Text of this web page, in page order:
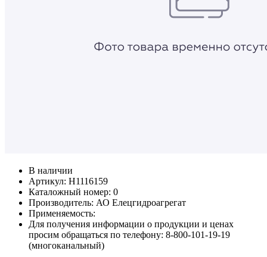
В наличии
Артикул: Н1116159
Каталожный номер: 0
Производитель: АО Елецгидроагрегат
Применяемость:
Для получения информации о продукции и ценах
просим обращаться по телефону: 8-800-101-19-19
(многоканальный)